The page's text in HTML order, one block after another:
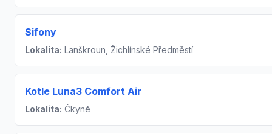
Sifony
Lokalita: Lanškroun, Žichlínské Předměstí
Kotle Luna3 Comfort Air
Lokalita: Čkyně